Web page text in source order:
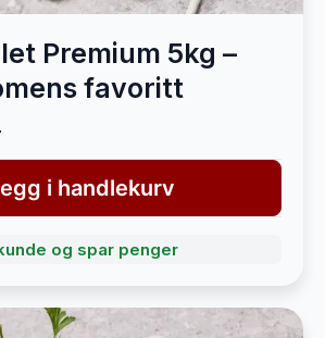
Premium 5kg –
favoritt
i handlekurv
og spar penger